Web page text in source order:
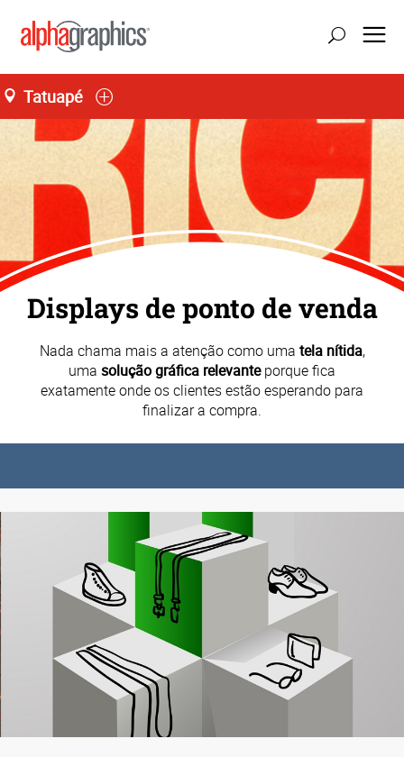
Tatuapé
Displays de ponto de venda
Nada chama mais a atenção como uma tela nítida,
uma solução gráfica relevanteporque fica
exatamente onde os clientes estão esperando para
finalizar a compra.